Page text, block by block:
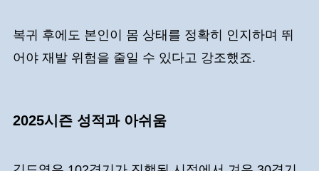
복귀 후에도 본인이 몸 상태를 정확히 인지하며 뛰
어야 재발 위험을 줄일 수 있다고 강조했죠.
2025시즌 성적과 아쉬움